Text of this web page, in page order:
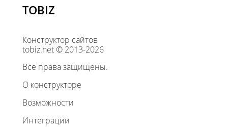
TOBIZ
Конструктор сайтов
tobiz.net © 2013-2026
Все права защищены.
О конструкторе
Возможности
Интеграции